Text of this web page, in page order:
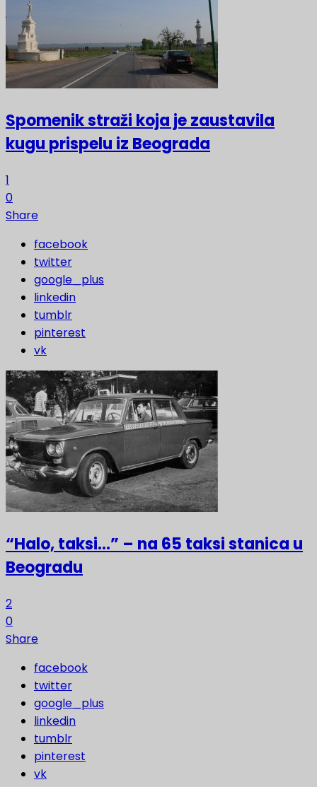
Spomenik straži koja je zaustavila
kugu prispelu iz Beograda
1
0
Share
facebook
twitter
google_plus
linkedin
tumblr
pinterest
vk
“Halo, taksi…” – na 65 taksi stanica u
Beogradu
2
0
Share
facebook
twitter
google_plus
linkedin
tumblr
pinterest
vk